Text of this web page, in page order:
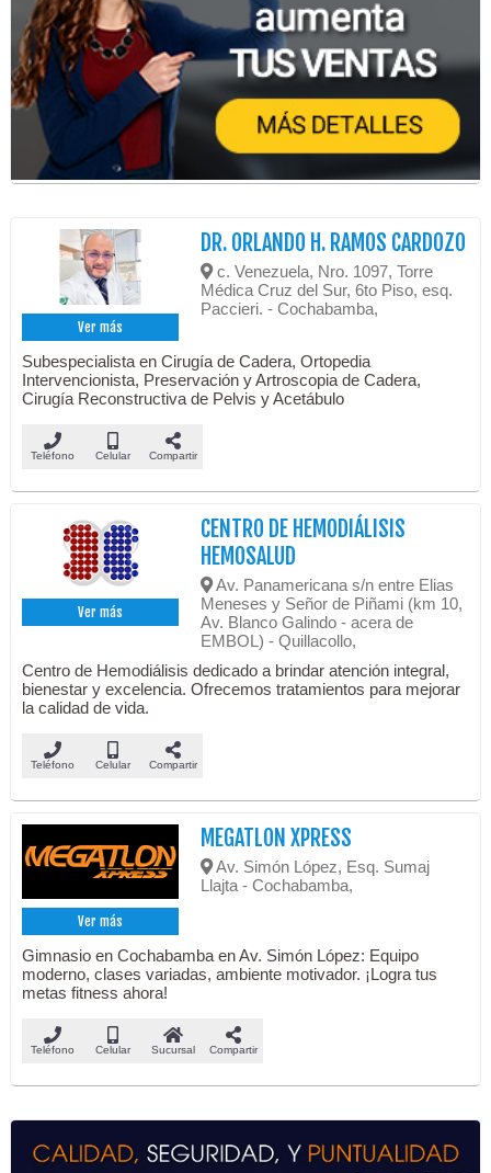
Ver más
DR. ORLANDO H. RAMOS CARDOZO
c. Venezuela, Nro. 1097, Torre
Médica Cruz del Sur, 6to Piso, esq.
Paccieri. - Cochabamba,
Subespecialista en Cirugía de Cadera, Ortopedia
Intervencionista, Preservación y Artroscopia de Cadera,
Cirugía Reconstructiva de Pelvis y Acetábulo
Teléfono Celular Compartir
Ver más
CENTRO DE HEMODIÁLISIS
HEMOSALUD
Av. Panamericana s/n entre Elias
Meneses y Señor de Piñami (km 10,
Av. Blanco Galindo - acera de
EMBOL) - Quillacollo,
Centro de Hemodiálisis dedicado a brindar atención integral,
bienestar y excelencia. Ofrecemos tratamientos para mejorar
la calidad de vida.
Teléfono Celular Compartir
Ver más
MEGATLON XPRESS
Av. Simón López, Esq. Sumaj
Llajta - Cochabamba,
Gimnasio en Cochabamba en Av. Simón López: Equipo
moderno, clases variadas, ambiente motivador. ¡Logra tus
metas fitness ahora!
Teléfono Celular Sucursal Compartir